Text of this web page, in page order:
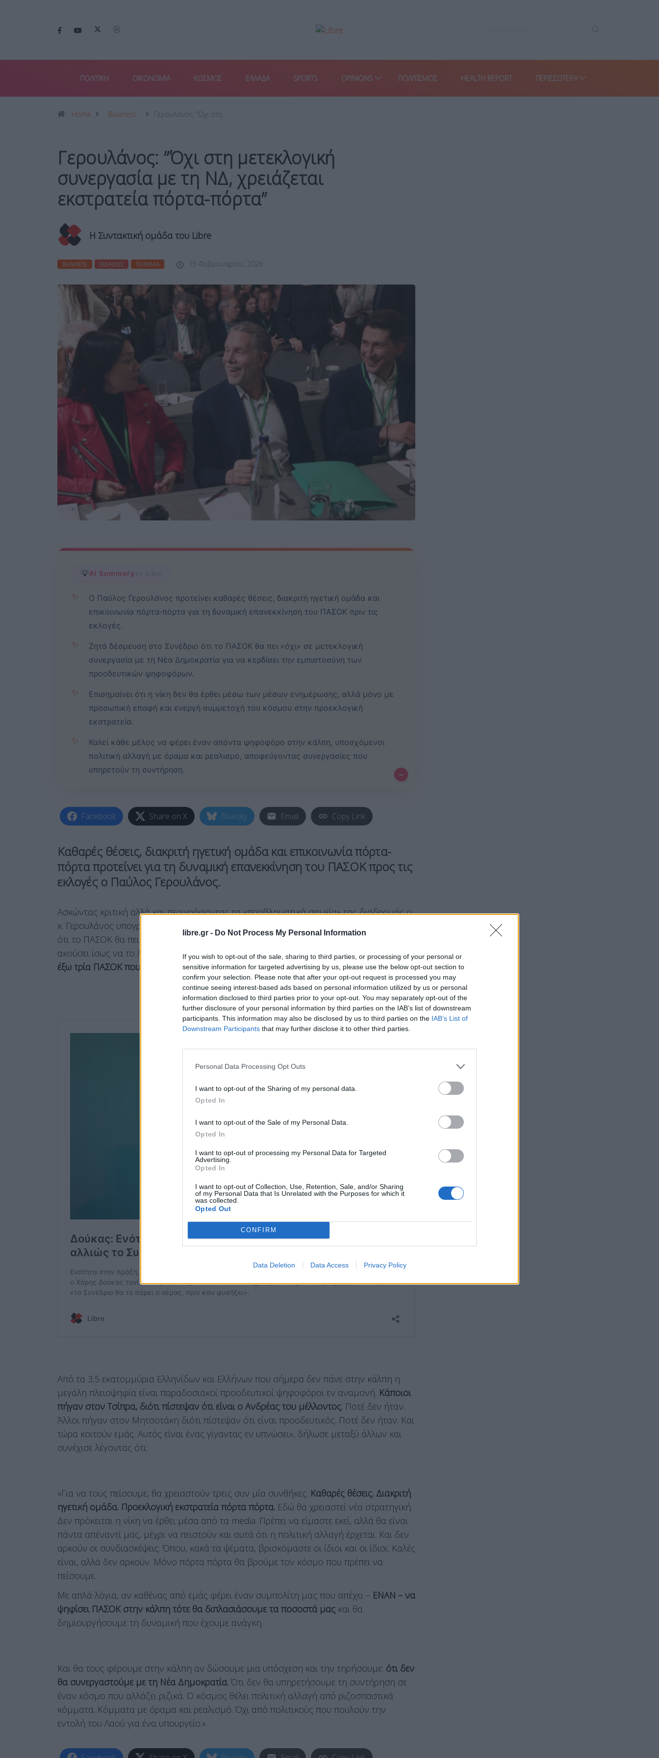
libre.gr - Do Not Process My Personal Information
If you wish to opt-out of the sale, sharing to third parties, or processing of your personal or
sensitive information for targeted advertising by us, please use the below opt-out section to
confirm your selection. Please note that after your opt-out request is processed you may
continue seeing interest-based ads based on personal information utilized by us or personal
information disclosed to third parties prior to your opt-out. You may separately opt-out of the
further disclosure of your personal information by third parties on the IAB’s list of downstream
participants. This information may also be disclosed by us to third parties on the IAB’s List of
Downstream Participants that may further disclose it to other third parties.
Personal Data Processing Opt Outs
I want to opt-out of the Sharing of my personal data.
Opted In
I want to opt-out of the Sale of my Personal Data.
Opted In
I want to opt-out of processing my Personal Data for Targeted
Advertising.
Opted In
I want to opt-out of Collection, Use, Retention, Sale, and/or Sharing
of my Personal Data that Is Unrelated with the Purposes for which it
was collected.
Opted Out
CONFIRM
Data Deletion Data Access Privacy Policy
ΠΟΛΙΤΙΚΗ ΟΙΚΟΝΟΜΙΑ ΚΟΣΜΟΣ ΕΛΛΑΔΑ SPORTS OPINIONS ΠΟΛΙΤΙΣΜΟΣ HEALTH REPORT ΠΕΡΙΣΣΌΤΕΡΑ
Home Business Γερουλάνος: ”Όχι στη…
Γερουλάνος: ”Όχι στη μετεκλογική
συνεργασία με τη ΝΔ, χρειάζεται
εκστρατεία πόρτα-πόρτα”
Η Συντακτική ομάδα του Libre
BUSINESS ΕΙΔΉΣΕΙΣ ΤΟ ΘΕΜΑ 15 Φεβρουαρίου, 2026
💡AI Summary by Libre
✨
Ο Παύλος Γερουλάνος προτείνει καθαρές θέσεις, διακριτή ηγετική ομάδα και
επικοινωνία πόρτα-πόρτα για τη δυναμική επανεκκίνηση του ΠΑΣΟΚ πριν τις
εκλογές.
✨
Ζητά δέσμευση στο Συνέδριο ότι το ΠΑΣΟΚ θα πει «όχι» σε μετεκλογική
συνεργασία με τη Νέα Δημοκρατία για να κερδίσει την εμπιστοσύνη των
προοδευτικών ψηφοφόρων.
✨
Επισημαίνει ότι η νίκη δεν θα έρθει μέσω των μέσων ενημέρωσης, αλλά μόνο με
προσωπική επαφή και ενεργή συμμετοχή του κόσμου στην προεκλογική
εκστρατεία.
✨
Καλεί κάθε μέλος να φέρει έναν απόντα ψηφοφόρο στην κάλπη, υποσχόμενοι
πολιτική αλλαγή με όραμα και ρεαλισμό, αποφεύγοντας συνεργασίες που
υπηρετούν τη συντήρηση.
–
Facebook Share on X Bluesky Email Copy Link
Καθαρές θέσεις, διακριτή ηγετική ομάδα και επικοινωνία πόρτα-
πόρτα προτείνει για τη δυναμική επανεκκίνηση του ΠΑΣΟΚ προς τις
εκλογές ο Παύλος Γερουλάνος.
Ασκώντας κριτική αλλά και περιγράφοντας τα «προβληματικά σημεία» της διαδρομής ο
κ. Γερουλάνος υπογράμμισε ότι πρέπει να υπάρξει μια δέσμευση απ όλους στο Συνέδριο
ότι το ΠΑΣΟΚ θα πει «όχι» στη μετεκλογική συνεργασία με τη Νέα Δημοκρατία. «Με έχετε
ακούσει ίσως να το λέω. Όχι μόνο τώρα, αλλά το επαναλαμβάνω:Υπάρχουν ακόμα εκεί
έξω τρία ΠΑΣΟΚ που σήμερα δεν πάνε στην κάλπη.
Από τα 3,5 εκατομμύρια Ελληνίδων και Ελλήνων που σήμερα δεν πάνε στην κάλπη η
μεγάλη πλειοψηφία είναι παραδοσιακοί προοδευτικοί ψηφοφόροι εν αναμονή. Κάποιοι
πήγαν στον Τσίπρα, διότι πίστεψαν ότι είναι ο Ανδρέας του μέλλοντος. Ποτέ δεν ήταν.
Άλλοι πήγαν στον Μητσοτάκη διότι πίστεψαν ότι είναι προοδευτικός. Ποτέ δεν ήταν. Και
τώρα κοιτούν εμάς. Αυτός είναι ένας γίγαντας εν υπνώσει», δήλωσε μεταξύ άλλων και
συνέχισε λέγοντας ότι:
«Για να τους πείσουμε, θα χρειαστούν τρεις συν μία συνθήκες. Καθαρές θέσεις. Διακριτή
ηγετική ομάδα. Προεκλογική εκστρατεία πόρτα πόρτα. Εδώ θα χρειαστεί νέα στρατηγική.
Δεν πρόκειται η νίκη να έρθει μέσα από τα media. Πρέπει να είμαστε εκεί, αλλά θα είναι
πάντα απέναντί μας, μέχρι να πειστούν και αυτά ότι η πολιτική αλλαγή έρχεται. Και δεν
αρκούν οι συνδιασκέψεις. Όπου, κακά τα ψέματα, βρισκόμαστε οι ίδιοι και οι ίδιοι. Καλές
είναι, αλλά δεν αρκούν. Μόνο πόρτα πόρτα θα βρούμε τον κόσμο που πρέπει να
πείσουμε.
Με απλά λόγια, αν καθένας από εμάς φέρει έναν συμπολίτη μας που απέχει – ΕΝΑΝ – να
ψηφίσει ΠΑΣΟΚ στην κάλπη τότε θα διπλασιάσουμε τα ποσοστά μας και θα
δημιουργήσουμε τη δυναμική που έχουμε ανάγκη.
Και θα τους φέρουμε στην κάλπη αν δώσουμε μια υπόσχεση και την τηρήσουμε: ότι δεν
θα συνεργαστούμε με τη Νέα Δημοκρατία. Ότι δεν θα υπηρετήσουμε τη συντήρηση σε
έναν κόσμο που αλλάζει ριζικά. Ο κόσμος θέλει πολιτική αλλαγή από ριζοσπαστικά
κόμματα. Κόμματα με όραμα και ρεαλισμό. Όχι από πολιτικούς που πουλούν την
εντολή του Λαού για ένα υπουργείο.»